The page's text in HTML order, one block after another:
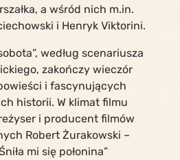
a wśród nich m.in.
i Henryk Viktorini.
według scenariusza
zakończy wieczór
i fascynujących
historii. W klimat filmu
i producent filmów
Robert Żurakowski –
mi się połonina”